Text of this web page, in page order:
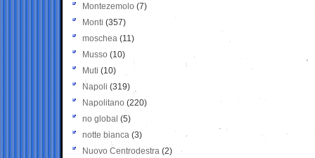
Montezemolo (7)
Monti (357)
moschea (11)
Musso (10)
Muti (10)
Napoli (319)
Napolitano (220)
no global (5)
notte bianca (3)
Nuovo Centrodestra (2)